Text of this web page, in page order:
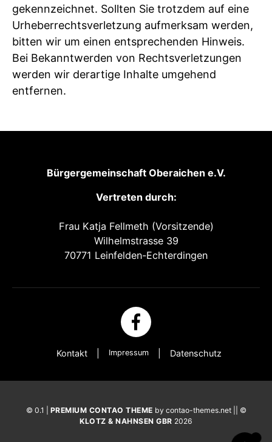
gekennzeichnet. Sollten Sie trotzdem auf eine
Urheberrechtsverletzung aufmerksam werden,
bitten wir um einen entsprechenden Hinweis.
Bei Bekanntwerden von Rechtsverletzungen
werden wir derartige Inhalte umgehend
entfernen.
Bürgergemeinschaft Oberaichen e.V.
Vertreten durch:
Frau Katja Fellmeth (Vorsitzende)
Wilhelmstrasse 39
70771 Leinfelden-Echterdingen
Kontakt Impressum Datenschutz
© 0.1 | PREMIUM CONTAO THEME by contao-themes.net || ©
KLOTZ & NAHNSEN GBR 2026